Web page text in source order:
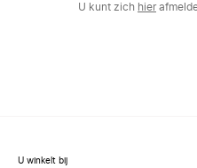
U kunt zich hier
U winkelt bij